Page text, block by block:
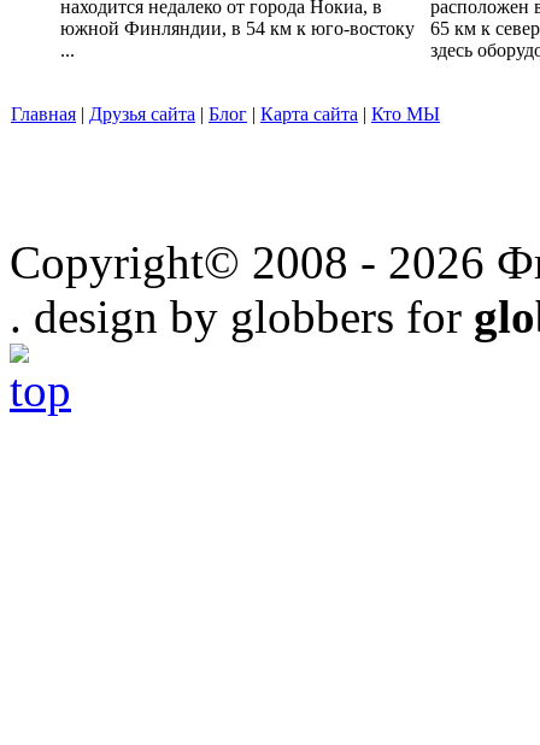
находится недалеко от города Нокиа, в
южной Финляндии, в 54 км к юго-востоку
...
расположен
65 км к
здесь
Главная | Друзья сайта | Блог | Карта сайта | Кто МЫ
Copyright© 2008 - 2026
. design by globbers for